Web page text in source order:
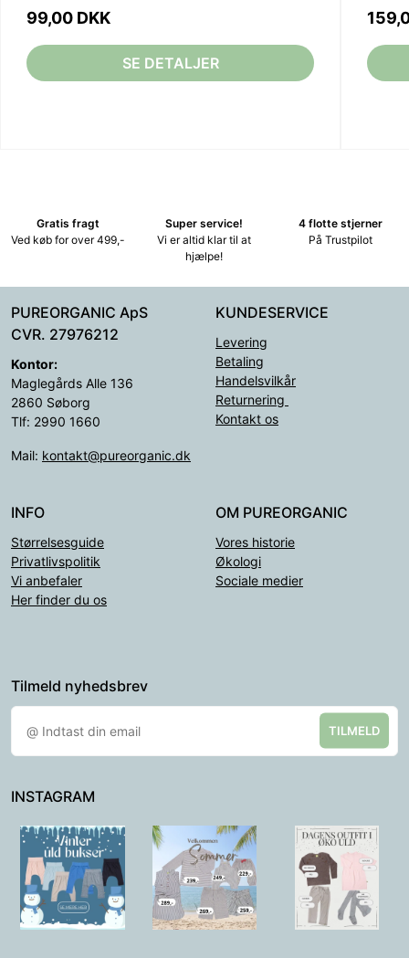
99,00 DKK
SE DETALJER
Gratis fragt
Ved køb for over 499,-
Super service!
Vi er altid klar til at
hjælpe!
4 flotte stjerner
På Trustpilot
PUREORGANIC ApS
CVR. 27976212
Kontor:
Maglegårds Alle 136
2860 Søborg
Tlf: 2990 1660
Mail: kontakt@pureorganic.dk
KUNDESERVICE
Levering
Betaling
Handelsvilkår
Returnering
Kontakt os
INFO
Størrelsesguide
Privatlivspolitik
Vi anbefaler
Her finder du os
OM PUREORGANIC
Vores historie
Økologi
Sociale medier
Tilmeld nyhedsbrev
TILMELD
INSTAGRAM